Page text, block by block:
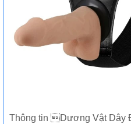
Thông tin Dương Vật Dây